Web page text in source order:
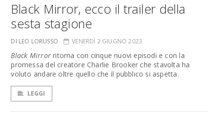
Black Mirror, ecco il trailer della
sesta stagione
DI LEO LORUSSO VENERDÌ 2 GIUGNO 2023
Black Mirrorritorna con cinque nuovi episodi e con la
promessa del creatore Charlie Brooker che stavolta ha
voluto andare oltre quello che il pubblico si aspetta.
LEGGI